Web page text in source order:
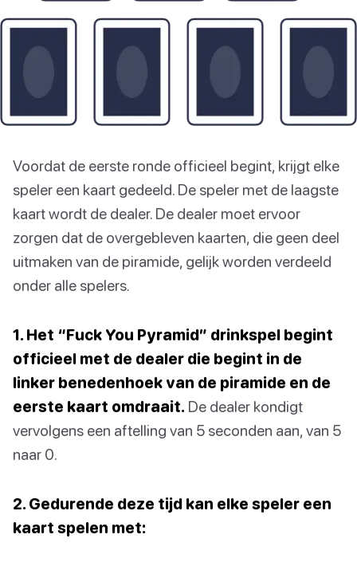
Voordat de eerste ronde officieel begint, krijgt elke
speler een kaart gedeeld. De speler met de laagste
kaart wordt de dealer. De dealer moet ervoor
zorgen dat de overgebleven kaarten, die geen deel
uitmaken van de piramide, gelijk worden verdeeld
onder alle spelers.
1. Het “Fuck You Pyramid” drinkspel begint
officieel met de dealer die begint in de
linker benedenhoek van de piramide en de
eerste kaart omdraait. De dealer kondigt
vervolgens een aftelling van 5 seconden aan, van 5
naar 0.
2. Gedurende deze tijd kan elke speler een
kaart spelen met: